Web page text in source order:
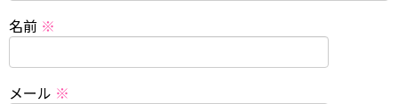
名前 ※
メール ※